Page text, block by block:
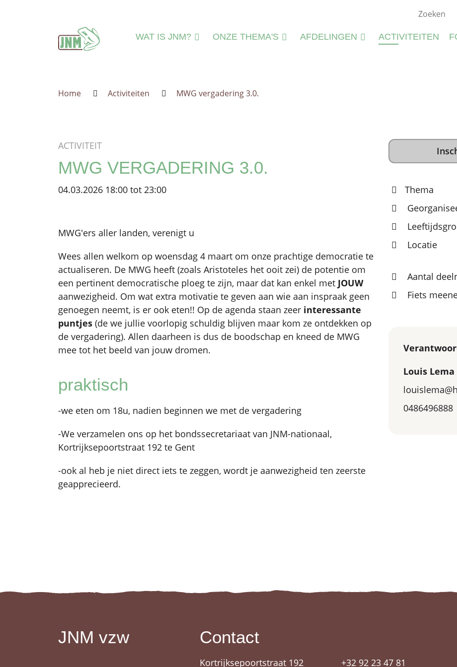
Terug naar de homepage
WAT IS JNM?
LEEFTIJDSGROEPEN
JNM'ER WORDEN
JNM STEUNEN
ONZE THEMA'S
MILIEU
AFDELINGEN ACTIVITEITEN
Home Activiteiten MWG vergadering 3.0.
ACTIVITEIT
MWG VERGADERING 3.0.
04.03.2026 18:00 tot 23:00
MWG'ers aller landen, verenigt u
Wees allen welkom op woensdag 4 maart om onze prachtige democratie te
actualiseren. De MWG heeft (zoals Aristoteles het ooit zei) de potentie om
een pertinent democratische ploeg te zijn, maar dat kan enkel met JOUW
aanwezigheid. Om wat extra motivatie te geven aan wie aan inspraak geen
genoegen neemt, is er ook eten!! Op de agenda staan zeer interessante
puntjes (de we jullie voorlopig schuldig blijven maar kom ze ontdekken op
de vergadering). Allen daarheen is dus de boodschap en kneed de MWG
mee tot het beeld van jouw dromen.
praktisch
-we eten om 18u, nadien beginnen we met de vergadering
-We verzamelen ons op het bondssecretariaat van JNM-nationaal,
Kortrijksepoortstraat 192 te Gent
-ook al heb je niet direct iets te zeggen, wordt je aanwezigheid ten zeerste
geapprecieerd.
Thema
Locatie
Aantal
Fiets
Louis Lema
0486496888
JNM vzw Contact
Kortrijksepoortstraat 192 +32 92 23 47 81